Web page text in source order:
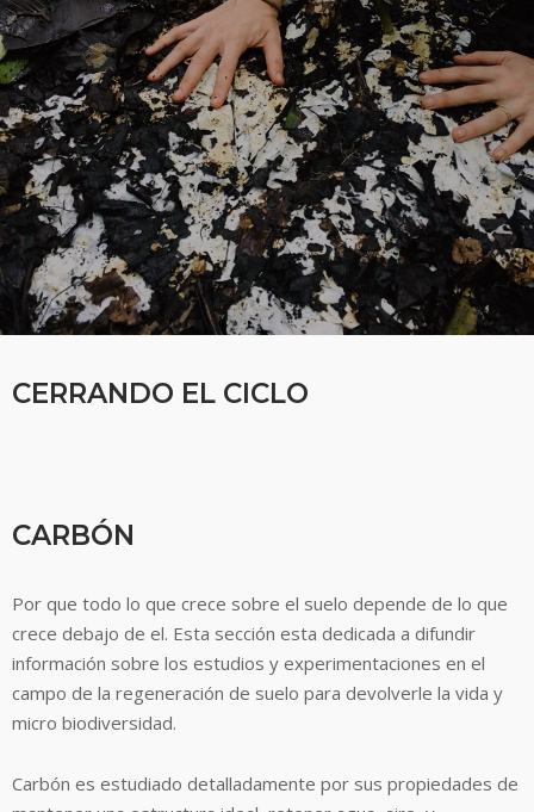
CERRANDO EL CICLO
CARBÓN
Por que todo lo que crece sobre el suelo depende de lo que
crece debajo de el. Esta sección esta dedicada a difundir
información sobre los estudios y experimentaciones en el
campo de la regeneración de suelo para devolverle la vida y
micro biodiversidad.
Carbón es estudiado detalladamente por sus propiedades de